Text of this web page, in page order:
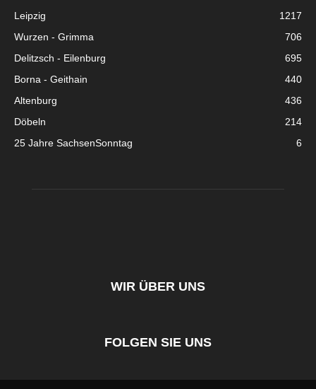
Leipzig
1217
Wurzen - Grimma
706
Delitzsch - Eilenburg
695
Borna - Geithain
440
Altenburg
436
Döbeln
214
25 Jahre SachsenSonntag
6
WIR ÜBER UNS
FOLGEN SIE UNS